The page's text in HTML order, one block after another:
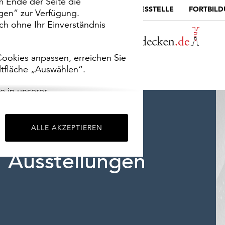
zur Verfügung.
ohne Ihr Einverständnis
anpassen, erreichen Sie
„Auswählen“.
in unserer
ALLE AKZEPTIEREN
MUSEUMSPORTAL DIE LANDESSTELLE
Ausstellungen